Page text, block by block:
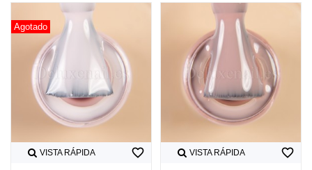
Agotado
VISTA RÁPIDA favorite_border VISTA RÁPIDA favorite_border